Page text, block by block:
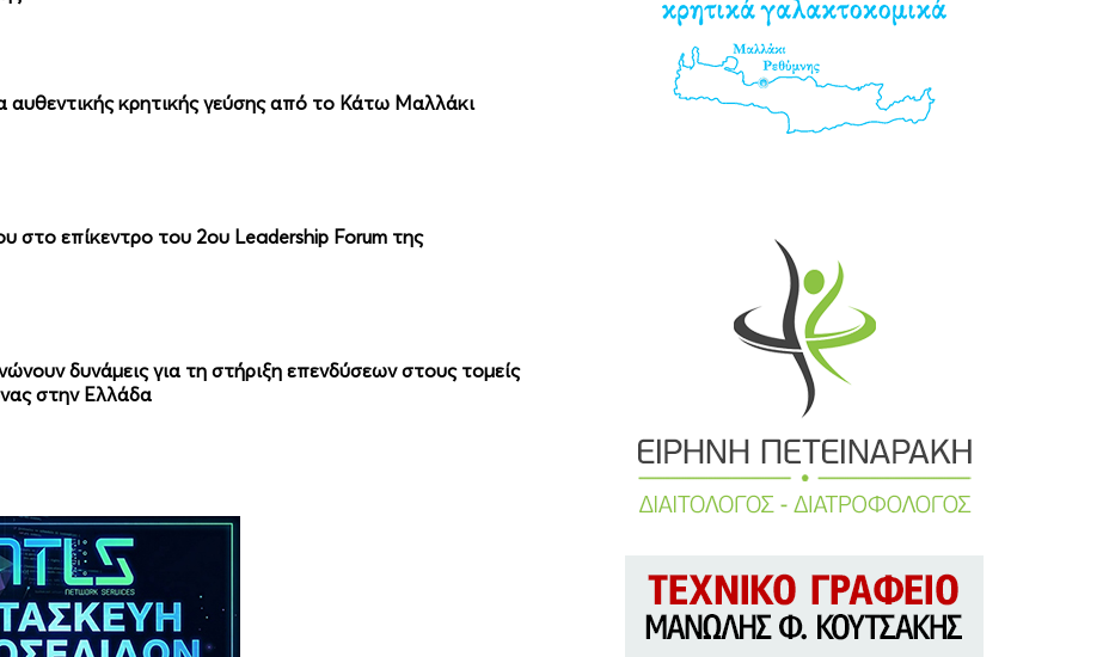
αυθεντικής κρητικής γεύσης από το Κάτω Μαλλάκι
στο επίκεντρο του 2ου Leadership Forum της
δυνάμεις για τη στήριξη επενδύσεων στους τομείς
στην Ελλάδα